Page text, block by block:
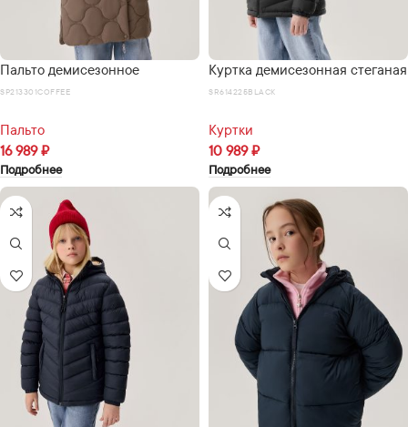
Пальто демисезонное
SP213301COFFEE
Пальто
16 989₽
Подробнее
Куртка демисезонная стеганая
SR614225BLACK
Куртки
10 989₽
Подробнее